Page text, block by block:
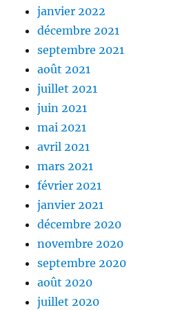
janvier 2022
décembre 2021
septembre 2021
août 2021
juillet 2021
juin 2021
mai 2021
avril 2021
mars 2021
février 2021
janvier 2021
décembre 2020
novembre 2020
septembre 2020
août 2020
juillet 2020